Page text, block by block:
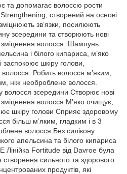
та допомагає волоссю рости
створений на основі
зв’язки, посилюють
зсередини та створюють нові
зміцнення волосся. Шампунь
і білого кипариса, м’яко
шкіру голови,
Робить волосся м’яким,
ніж необроблене волосся.
волосся зсередини Створює нові
зміцнення волосся М’яко очищує,
шкіру голови Сприяє здоровому
більш м’яким, гладким і в 3
волосся Без силікону
апельсина та білого кипариса
Fortitude від Davroe була
сильного та здорового
продуктів, які